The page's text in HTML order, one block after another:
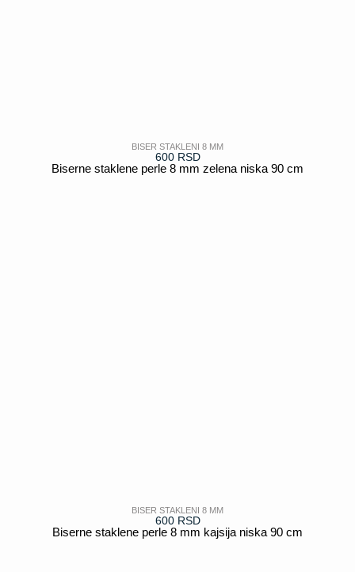
BISER STAKLENI 8 MM
600 RSD
Biserne staklene perle 8 mm zelena niska 90 cm
BISER STAKLENI 8 MM
600 RSD
Biserne staklene perle 8 mm kajsija niska 90 cm